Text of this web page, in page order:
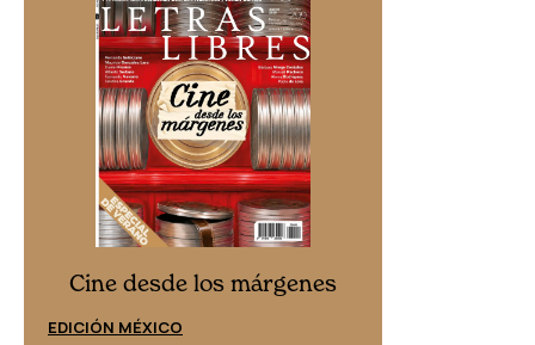
Cine desde los márgenes
EDICIÓN MÉXICO